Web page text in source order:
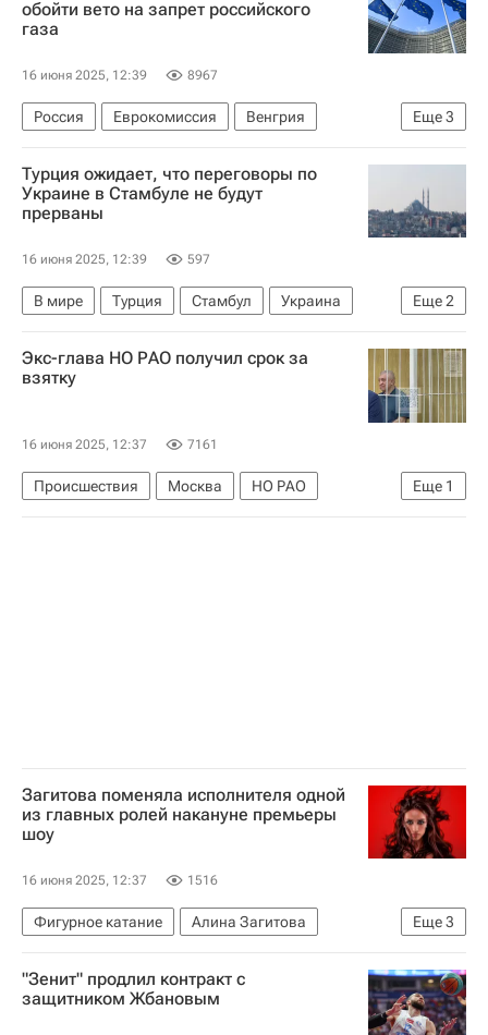
обойти вето на запрет российского
газа
16 июня 2025, 12:39 8967
Еще3
Россия Еврокомиссия
Венгрия
Евросоюз
Словакия В мире
Турция ожидает, что переговоры по
Украине в Стамбуле не будут
прерваны
16 июня 2025, 12:39 597
Еще2
В мире Турция Стамбул
Украина
Россия
Владимир Мединский
Экс-глава НО РАО получил срок за
взятку
16 июня 2025, 12:37 7161
Еще 1
Происшествия Москва
НО РАО
Государственная корпорация по атомной энергии "Росатом"
Загитова поменяла исполнителя одной
из главных ролей накануне премьеры
шоу
16 июня 2025, 12:37 1516
Еще3
Фигурное катание
Алина Загитова
Евгения Медведева
Алексей Ягудин
Владимир Морозов (фигурное катание)
"Зенит" продлил контракт с
защитником Жбановым